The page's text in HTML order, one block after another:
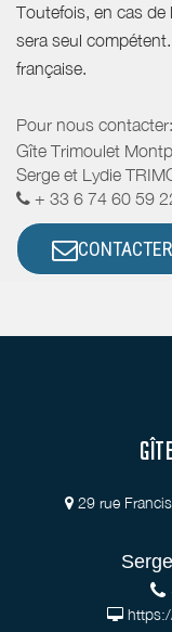
Toutefois, en cas
sera seul
française.
Pour nous contacter:
Gîte Trimoulet
Serge et Lydie
+ 33 6 74 60 59
29 rue